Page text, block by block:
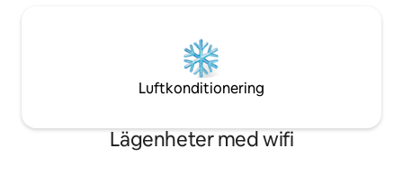
Luftkonditionering
Lägenheter med wifi